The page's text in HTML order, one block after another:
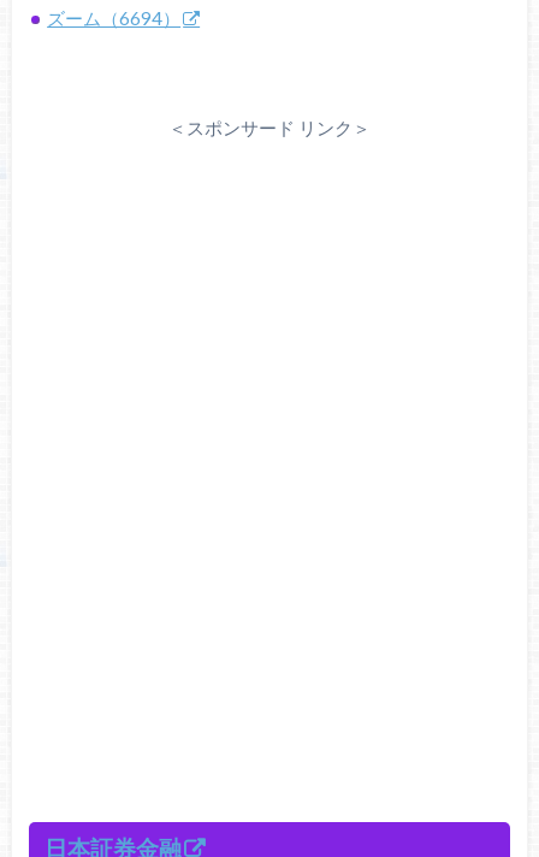
ズーム（6694）
＜スポンサード リンク＞
日本証券金融